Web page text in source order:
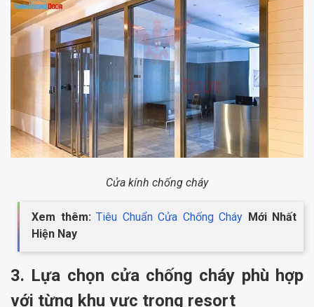
Cửa kính chống cháy
Xem thêm: Tiêu Chuẩn Cửa Chống Cháy Mới Nhất
Hiện Nay
3. Lựa chọn cửa chống cháy phù hợp
với từng khu vực trong resort